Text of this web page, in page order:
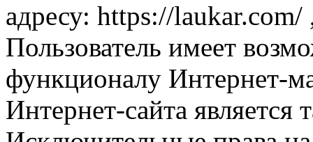
адресу: https://laukar.com/
Пользователь имеет
функционалу Интернет-
Интернет-сайта